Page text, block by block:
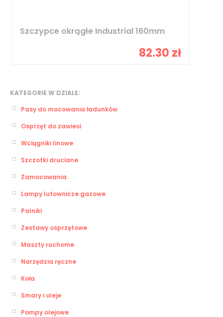
KATEGORIE W DZIALE:
Pasy do mocowania ładunków
Osprzęt do zawiesi
Wciągniki linowe
Szczotki druciane
Zamocowania
Lampy lutownicze gazowe
Palniki
Zestawy osprzętowe
Maszty ruchome
Narzędzia ręczne
Koła
Smary i oleje
Pompy olejowe
Szczypce okrągłe Industrial 160mm
82.30 zł